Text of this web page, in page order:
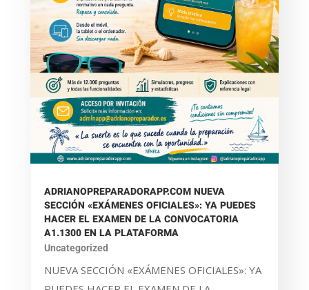
ADRIANOPREPARADORAPP.COM NUEVA
SECCIÓN «EXÁMENES OFICIALES»: YA PUEDES
HACER EL EXAMEN DE LA CONVOCATORIA
A1.1300 EN LA PLATAFORMA
Uncategorized
NUEVA SECCIÓN «EXÁMENES OFICIALES»: YA